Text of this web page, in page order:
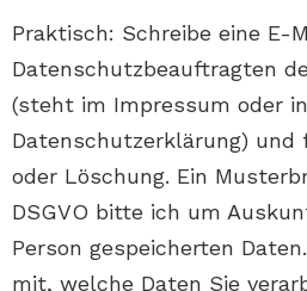
Praktisch: Schreibe eine E-
Datenschutzbeauftragten
(steht im Impressum oder
Datenschutzerklärung) und
oder Löschung. Ein
DSGVO bitte ich um
Person gespeicherten
mit, welche Daten Sie